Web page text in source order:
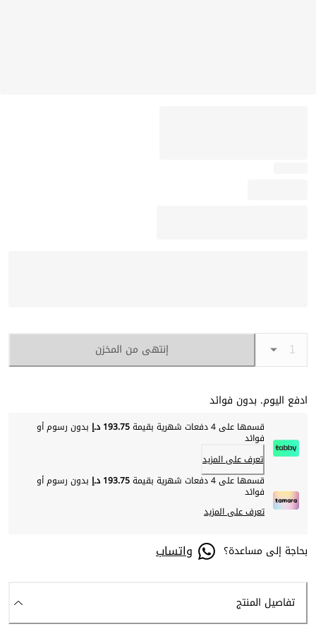
إنتهى من المخزن
ادفع اليوم. بدون فوائد
قسمها على 4 دفعات شهرية بقيمة 193.75 د.إ بدون رسوم أو
فوائد
تعرف على المزيد
قسمها على 4 دفعات شهرية بقيمة
193.75 د.إ بدون رسوم أو
فوائد
تعرف على المزيد
بحاجة إلى مساعدة؟ واتساب
تفاصيل المنتج